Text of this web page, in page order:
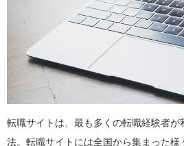
転職サイトは、最も多くの転職経験者
法。転職サイトには全国から集まった様